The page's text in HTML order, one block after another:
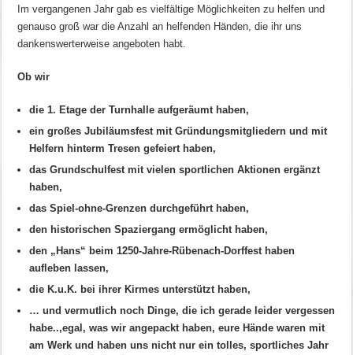
Im vergangenen Jahr gab es vielfältige Möglichkeiten zu helfen und
genauso groß war die Anzahl an helfenden Händen, die ihr uns
dankenswerterweise angeboten habt.
Ob wir
die 1. Etage der Turnhalle aufgeräumt haben,
ein großes Jubiläumsfest mit Gründungsmitgliedern und mit
Helfern hinterm Tresen gefeiert haben,
das Grundschulfest mit vielen sportlichen Aktionen ergänzt
haben,
das Spiel-ohne-Grenzen durchgeführt haben,
den historischen Spaziergang ermöglicht haben,
den „Hans“ beim 1250-Jahre-Rübenach-Dorffest haben
aufleben lassen,
die K.u.K. bei ihrer Kirmes unterstützt haben,
… und vermutlich noch Dinge, die ich gerade leider vergessen
habe..,egal, was wir angepackt haben, eure Hände waren mit
am Werk und haben uns nicht nur ein tolles, sportliches Jahr